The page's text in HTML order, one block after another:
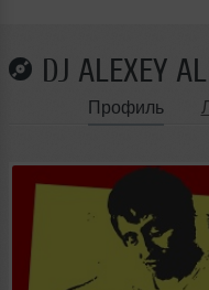
DJ ALEXEY
Профиль